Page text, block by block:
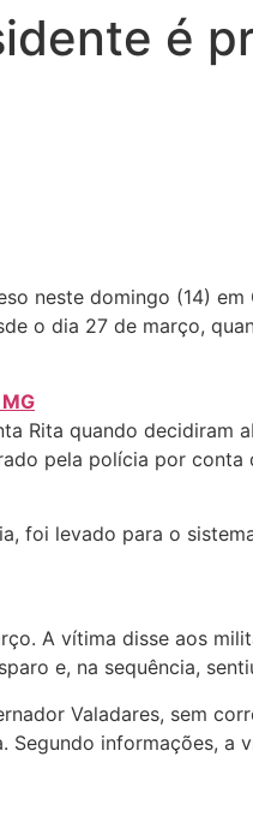
é
neste domingo (14) em
o dia 27 de março,
Rita quando decidiram
pela polícia por
foi levado para o
A vítima disse aos
e, na sequência,
Valadares, sem
informações, a